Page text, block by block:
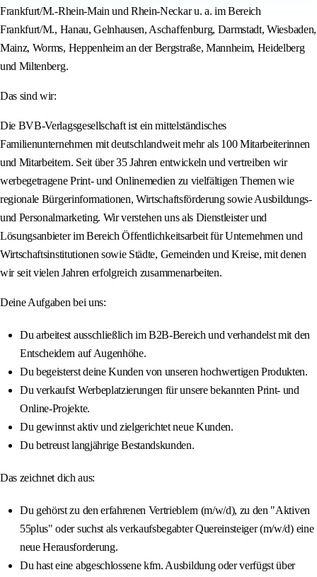
Frankfurt/M.-Rhein-Main und Rhein-Neckar u. a. im Bereich
Frankfurt/M., Hanau, Gelnhausen, Aschaffenburg, Darmstadt, Wiesbaden,
Mainz, Worms, Heppenheim an der Bergstraße, Mannheim, Heidelberg
und Miltenberg.
Das sind wir:
Die BVB-Verlagsgesellschaft ist ein mittelständisches
Familienunternehmen mit deutschlandweit mehr als 100 Mitarbeiterinnen
und Mitarbeitern. Seit über 35 Jahren entwickeln und vertreiben wir
werbegetragene Print- und Onlinemedien zu vielfältigen Themen wie
regionale Bürgerinformationen, Wirtschaftsförderung sowie Ausbildungs-
und Personalmarketing. Wir verstehen uns als Dienstleister und
Lösungsanbieter im Bereich Öffentlichkeitsarbeit für Unternehmen und
Wirtschaftsinstitutionen sowie Städte, Gemeinden und Kreise, mit denen
wir seit vielen Jahren erfolgreich zusammenarbeiten.
Deine Aufgaben bei uns:
Du arbeitest ausschließlich im B2B-Bereich und verhandelst mit den
Entscheidern auf Augenhöhe.
Du begeisterst deine Kunden von unseren hochwertigen Produkten.
Du verkaufst Werbeplatzierungen für unsere bekannten Print- und
Online-Projekte.
Du gewinnst aktiv und zielgerichtet neue Kunden.
Du betreust langjährige Bestandskunden.
Das zeichnet dich aus:
Du gehörst zu den erfahrenen Vertrieblern (m/w/d), zu den "Aktiven
55plus" oder suchst als verkaufsbegabter Quereinsteiger (m/w/d) eine
neue Herausforderung.
Du hast eine abgeschlossene kfm. Ausbildung oder verfügst über